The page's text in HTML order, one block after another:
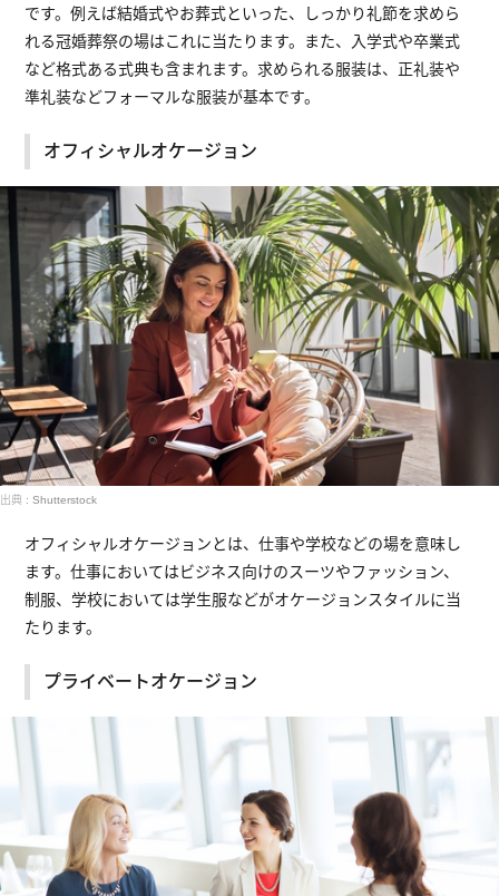
です。例えば結婚式やお葬式といった、しっかり礼節を求めら
れる冠婚葬祭の場はこれに当たります。また、入学式や卒業式
など格式ある式典も含まれます。求められる服装は、正礼装や
準礼装などフォーマルな服装が基本です。
オフィシャルオケージョン
出典 : Shutterstock
オフィシャルオケージョンとは、仕事や学校などの場を意味し
ます。仕事においてはビジネス向けのスーツやファッション、
制服、学校においては学生服などがオケージョンスタイルに当
たります。
プライベートオケージョン